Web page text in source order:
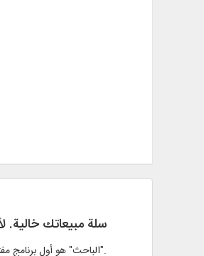
سلة مبيعاتك خالية.